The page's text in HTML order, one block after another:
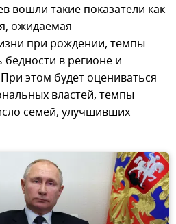
вошли такие показатели как
ожидаемая
при рождении, темпы
бедности в регионе и
этом будет оцениваться
властей, темпы
семей, улучшивших